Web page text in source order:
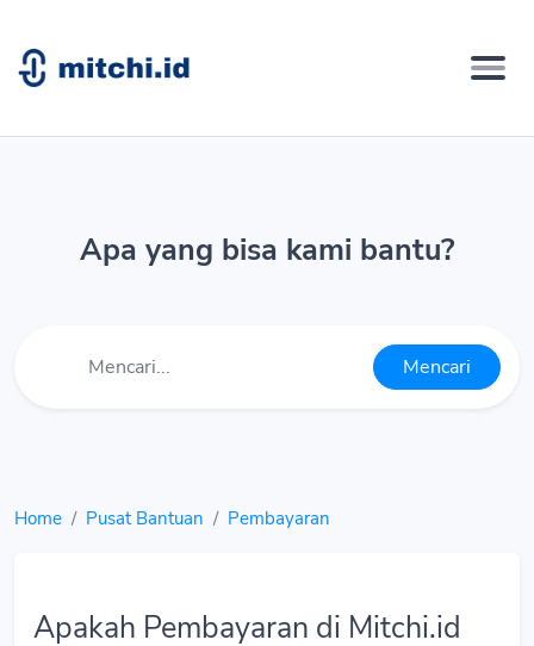
Apa yang bisa kami bantu?
Mencari
Home Pusat Bantuan Pembayaran
Apakah Pembayaran di Mitchi.id